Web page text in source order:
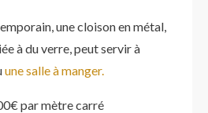
une cloison en métal,
à du verre, peut servir à
une salle à manger.
par mètre carré